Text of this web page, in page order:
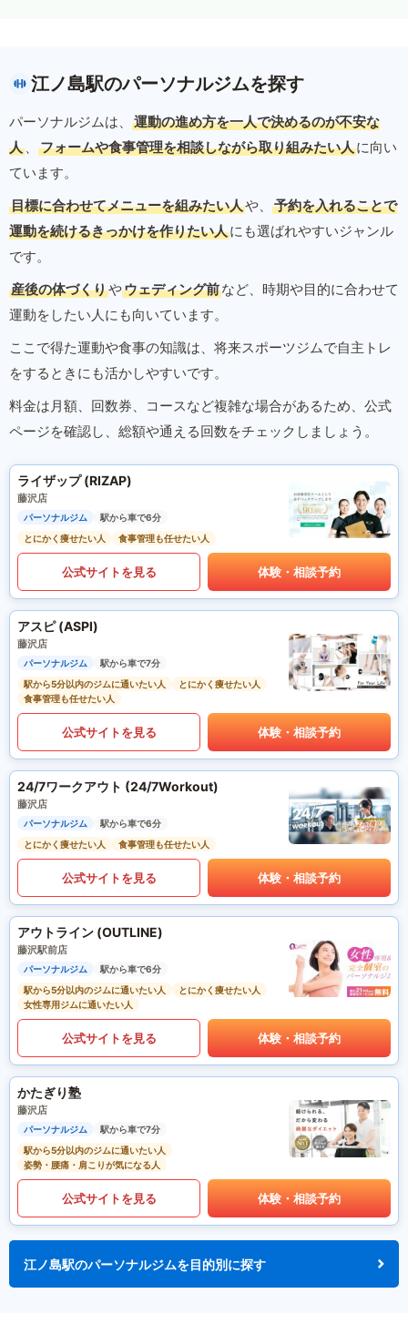
江ノ島駅のパーソナルジムを探す
パーソナルジムは、
運動の進め方を一人で決めるのが不安な
人 、 フォームや食事管理を相談しながら取り組みたい人に向い
ています。
目標に合わせてメニューを組みたい人や、
予約を入れることで
運動を続けるきっかけを作りたい人にも選ばれやすいジャンル
です。
産後の体づくりやウェディング前など、時期や目的に合わせて
運動をしたい人にも向いています。
ここで得た運動や食事の知識は、将来スポーツジムで自主トレ
をするときにも活かしやすいです。
料金は月額、回数券、コースなど複雑な場合があるため、公式
ページを確認し、総額や通える回数をチェックしましょう。
ライザップ (RIZAP)
藤沢店
パーソナルジム
駅から車で6分
とにかく痩せたい人
食事管理も任せたい人
公式サイトを見る 体験・相談予約
アスピ (ASPI)
藤沢店
パーソナルジム
駅から車で7分
駅から5分以内のジムに通いたい人
とにかく痩せたい人
食事管理も任せたい人
公式サイトを見る 体験・相談予約
24/7ワークアウト (24/7Workout)
藤沢店
パーソナルジム
駅から車で6分
とにかく痩せたい人
食事管理も任せたい人
公式サイトを見る 体験・相談予約
アウトライン (OUTLINE)
藤沢駅前店
パーソナルジム
駅から車で6分
駅から5分以内のジムに通いたい人
とにかく痩せたい人
女性専用ジムに通いたい人
公式サイトを見る 体験・相談予約
かたぎり塾
藤沢店
パーソナルジム
駅から車で7分
駅から5分以内のジムに通いたい人
姿勢・腰痛・肩こりが気になる人
公式サイトを見る 体験・相談予約
江ノ島駅のパーソナルジムを目的別に探す